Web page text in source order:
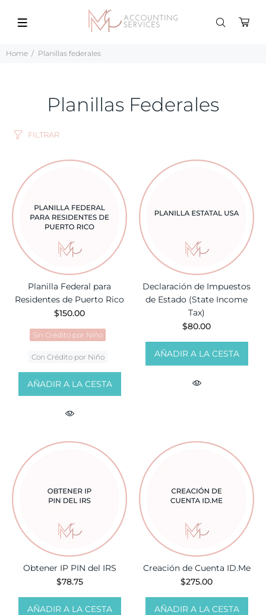
Home Planillas federales
Planillas Federales
FILTRAR
Planilla Federal para
Residentes de Puerto Rico
$150.00
Sin Crédito por Niño
Con Crédito por Niño
AÑADIR A LA CESTA
Declaración de Impuestos
de Estado (State Income
Tax)
$80.00
AÑADIR A LA CESTA
Obtener IP PIN del IRS
$78.75
AÑADIR A LA CESTA
Creación de Cuenta ID.Me
$275.00
AÑADIR A LA CESTA